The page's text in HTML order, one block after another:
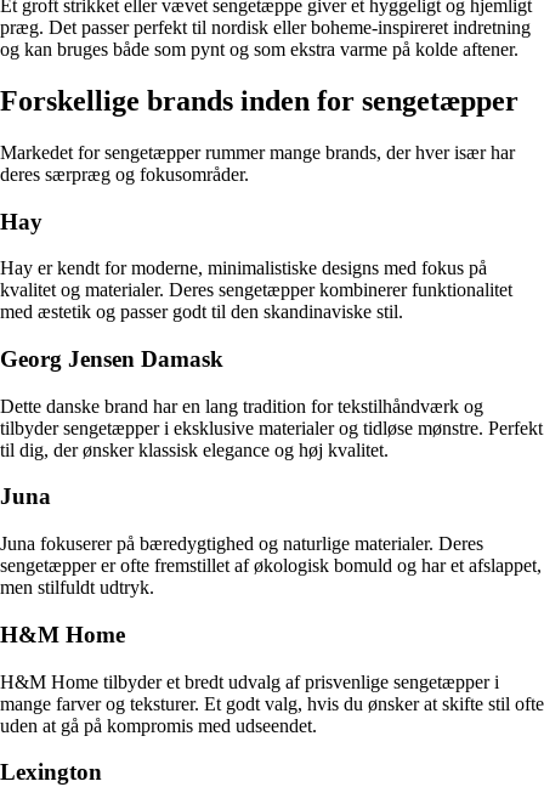
Et groft strikket eller vævet sengetæppe giver et hyggeligt og hjemligt
præg. Det passer perfekt til nordisk eller boheme-inspireret indretning
og kan bruges både som pynt og som ekstra varme på kolde aftener.
Forskellige brands inden for sengetæpper
Markedet for sengetæpper rummer mange brands, der hver især har
deres særpræg og fokusområder.
Hay
Hay er kendt for moderne, minimalistiske designs med fokus på
kvalitet og materialer. Deres sengetæpper kombinerer funktionalitet
med æstetik og passer godt til den skandinaviske stil.
Georg Jensen Damask
Dette danske brand har en lang tradition for tekstilhåndværk og
tilbyder sengetæpper i eksklusive materialer og tidløse mønstre. Perfekt
til dig, der ønsker klassisk elegance og høj kvalitet.
Juna
Juna fokuserer på bæredygtighed og naturlige materialer. Deres
sengetæpper er ofte fremstillet af økologisk bomuld og har et afslappet,
men stilfuldt udtryk.
H&M Home
H&M Home tilbyder et bredt udvalg af prisvenlige sengetæpper i
mange farver og teksturer. Et godt valg, hvis du ønsker at skifte stil ofte
uden at gå på kompromis med udseendet.
Lexington